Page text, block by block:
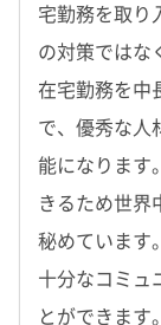
宅勤務を取り
の対策ではな
在宅勤務を中
で、優秀な人
能になります
きるため世界
秘めています
十分なコミュ
とができます。